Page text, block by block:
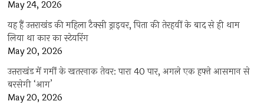
May 24, 2026
यह हैं उत्तराखंड की महिला टैक्सी ड्राइवर, पिता की तेरहवीं के बाद से ही थाम
लिया था कार का स्टेयरिंग
May 20, 2026
उत्तराखंड में गर्मी के खतरनाक तेवर: पारा 40 पार, अगले एक हफ्ते आसमान से
बरसेगी ‘आग’
May 20, 2026